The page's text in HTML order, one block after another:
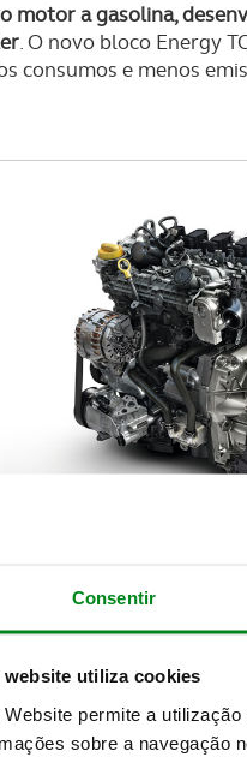
Consentir
website utiliza cookies
Website permite a
sobre a navegação
motor a gasolina,
. O novo bloco Energy
consumos e menos